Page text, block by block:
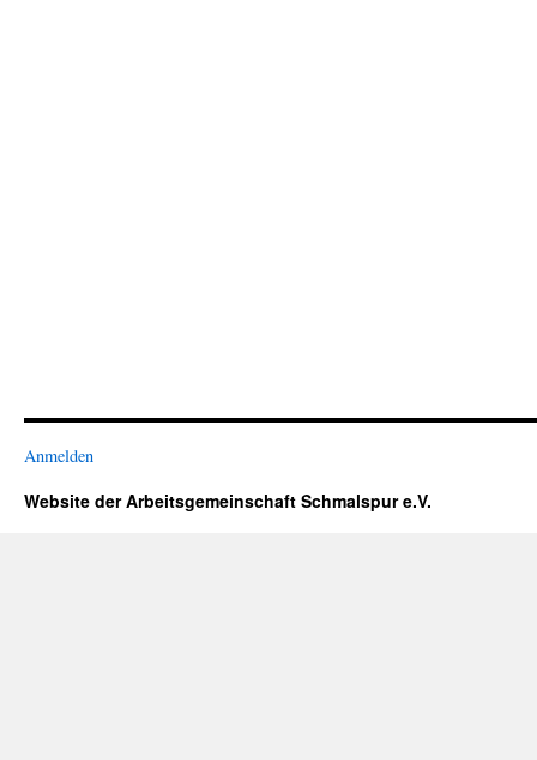
Anmelden
Website der Arbeitsgemeinschaft Schmalspur e.V.